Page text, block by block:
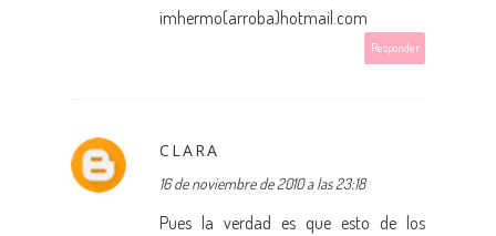
imhermo(arroba)hotmail.com
Responder
CLARA
16 de noviembre de 2010 a las 23:18
Pues la verdad es que esto de los